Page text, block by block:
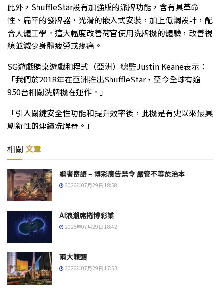
此外，ShuffleStar設有加強版的派牌功能，含有具革命
性、扁平的發牌器，光滑的嵌入式安裝，加上低調設計，配
合人體工學。這大幅度改善荷官使用洗牌機的體驗，改善視
線並減少身體疲勞或疼痛。
SG遊戲賭桌遊戲和程式（亞洲）總監Justin Keane表示：
「我們於2018年在亞洲推出ShuffleStar，至今全球有逾
950台相關洗牌機在運作。」
「引入關鍵安全性功能和提升效率後，此機是有史以來最具
創新性的連續洗牌器。」
相關 文章
編者寄語 – 博彩廣告禁令 嚴管不等於治本
2026年07月29日 18:58
AI浪潮席捲博彩業
2026年07月29日 18:42
兩大龍頭
2026年07月29日 17:53